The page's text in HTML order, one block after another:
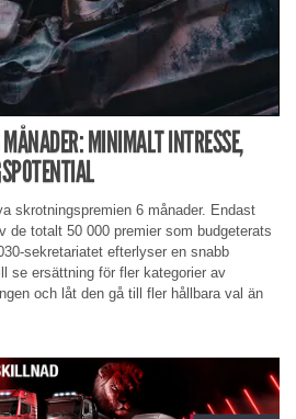
MINIMALT INTRESSE,
skrotningspremien 6 månader. Endast
de totalt 50 000 premier som budgeterats
sekretariatet efterlyser en snabb
se ersättning för fler kategorier av
och låt den gå till fler hållbara val än